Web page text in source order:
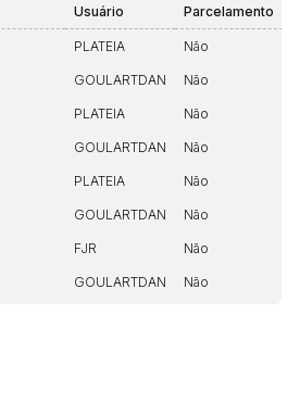
Usuário Parcelamento
PLATEIA Não
GOULARTDAN Não
PLATEIA Não
GOULARTDAN Não
PLATEIA Não
GOULARTDAN Não
FJR Não
GOULARTDAN Não